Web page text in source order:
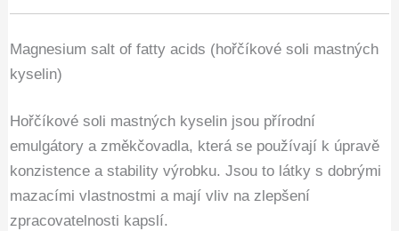
Magnesium salt of fatty acids (hořčíkové soli mastných
kyselin)
Hořčíkové soli mastných kyselin jsou přírodní
emulgátory a změkčovadla, která se používají k úpravě
konzistence a stability výrobku. Jsou to látky s dobrými
mazacími vlastnostmi a mají vliv na zlepšení
zpracovatelnosti kapslí.